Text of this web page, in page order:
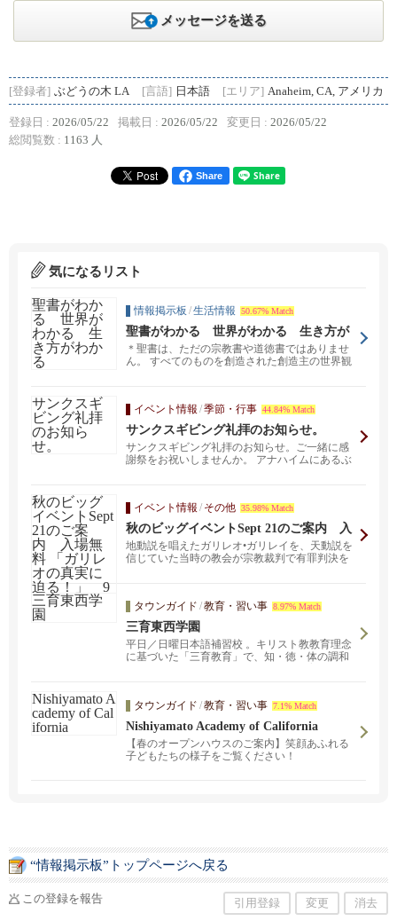
メッセージを送る
[登録者] ぶどうの木 LA [言語] 日本語 [エリア] Anaheim, CA, アメリカ
登録日 : 2026/05/22 掲載日 : 2026/05/22 変更日 : 2026/05/22
総閲覧数 : 1163 人
Share
気になるリスト
情報掲示板 /生活情報 50.67% Match
聖書がわかる 世界がわかる 生き方が
わかる
＊聖書は、ただの宗教書や道徳書ではありませ
ん。 すべてのものを創造された創造主の世界観
イベント情報 /季節・行事 44.84% Match
サンクスギビング礼拝のお知らせ。
サンクスギビング礼拝のお知らせ。ご一緒に感
謝祭をお祝いしませんか。 アナハイムにあるぶ
イベント情報 / その他 35.98% Match
秋のビッグイベントSept 21のご案内 入
場無料 「ガリレオの真実に迫る！」 9
月21日（日）午後2時
地動説を唱えたガリレオ•ガリレイを、天動説を
信じていた当時の教会が宗教裁判で有罪判決を
タウンガイド /教育・習い事 8.97% Match
三育東西学園
平日／日曜日本語補習校 。キリスト教教育理念
に基づいた「三育教育」で、知・徳・体の調和
タウンガイド /教育・習い事 7.1% Match
Nishiyamato Academy of California
【春のオープンハウスのご案内】笑顔あふれる
子どもたちの様子をご覧ください！
“情報掲示板”トップページへ戻る
この登録を報告 引用登録 変更 消去